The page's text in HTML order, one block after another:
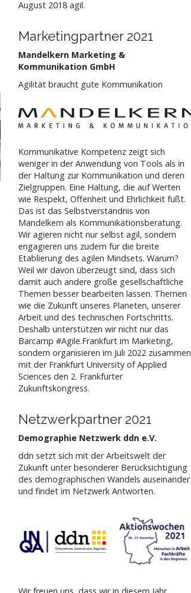
August 2018 agil.
Marketingpartner 2021
Mandelkern Marketing &
Kommunikation GmbH
Agilität braucht gute Kommunikation
Kommunikative Kompetenz zeigt sich
weniger in der Anwendung von Tools als in
der Haltung zur Kommunikation und deren
Zielgruppen. Eine Haltung, die auf Werten
wie Respekt, Offenheit und Ehrlichkeit fußt.
Das ist das Selbstverständnis von
Mandelkern als Kommunikationsberatung.
Wir agieren nicht nur selbst agil, sondern
engagieren uns zudem für die breite
Etablierung des agilen Mindsets. Warum?
Weil wir davon überzeugt sind, dass sich
damit auch andere große gesellschaftliche
Themen besser bearbeiten lassen. Themen
wie die Zukunft unseres Planeten, unserer
Arbeit und des technischen Fortschritts.
Deshalb unterstützen wir nicht nur das
Barcamp #Agile.Frankfurt im Marketing,
sondern organisieren im Juli 2022 zusammen
mit der Frankfurt University of Applied
Sciences den 2. Frankfurter
Zukunftskongress.
Netzwerkpartner 2021
Demographie Netzwerk ddn e.V.
ddn setzt sich mit der Arbeitswelt der
Zukunft unter besonderer Berücksichtigung
des demographischen Wandels auseinander
und findet im Netzwerk Antworten.